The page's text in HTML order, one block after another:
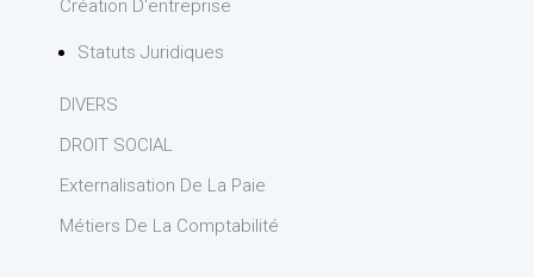
Création D'entreprise
Statuts Juridiques
DIVERS
DROIT SOCIAL
Externalisation De La Paie
Métiers De La Comptabilité